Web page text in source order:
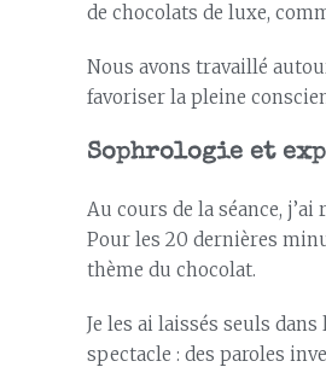
de chocolats de luxe,
Nous avons travaillé
favoriser la pleine
Sophrologie et
Au cours de la séance,
Pour les 20 dernières
thème du chocolat.
Je les ai laissés seuls
spectacle : des paroles